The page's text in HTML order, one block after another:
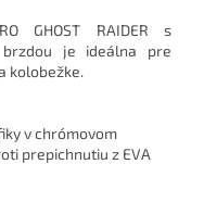
GHOST RAIDER s
je ideálna pre
kolobežke.
v chrómovom
prepichnutiu z EVA